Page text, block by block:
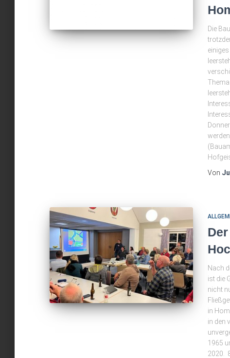
Die
Von
Nach
ist die
nicht
in
in den
1965
2020.